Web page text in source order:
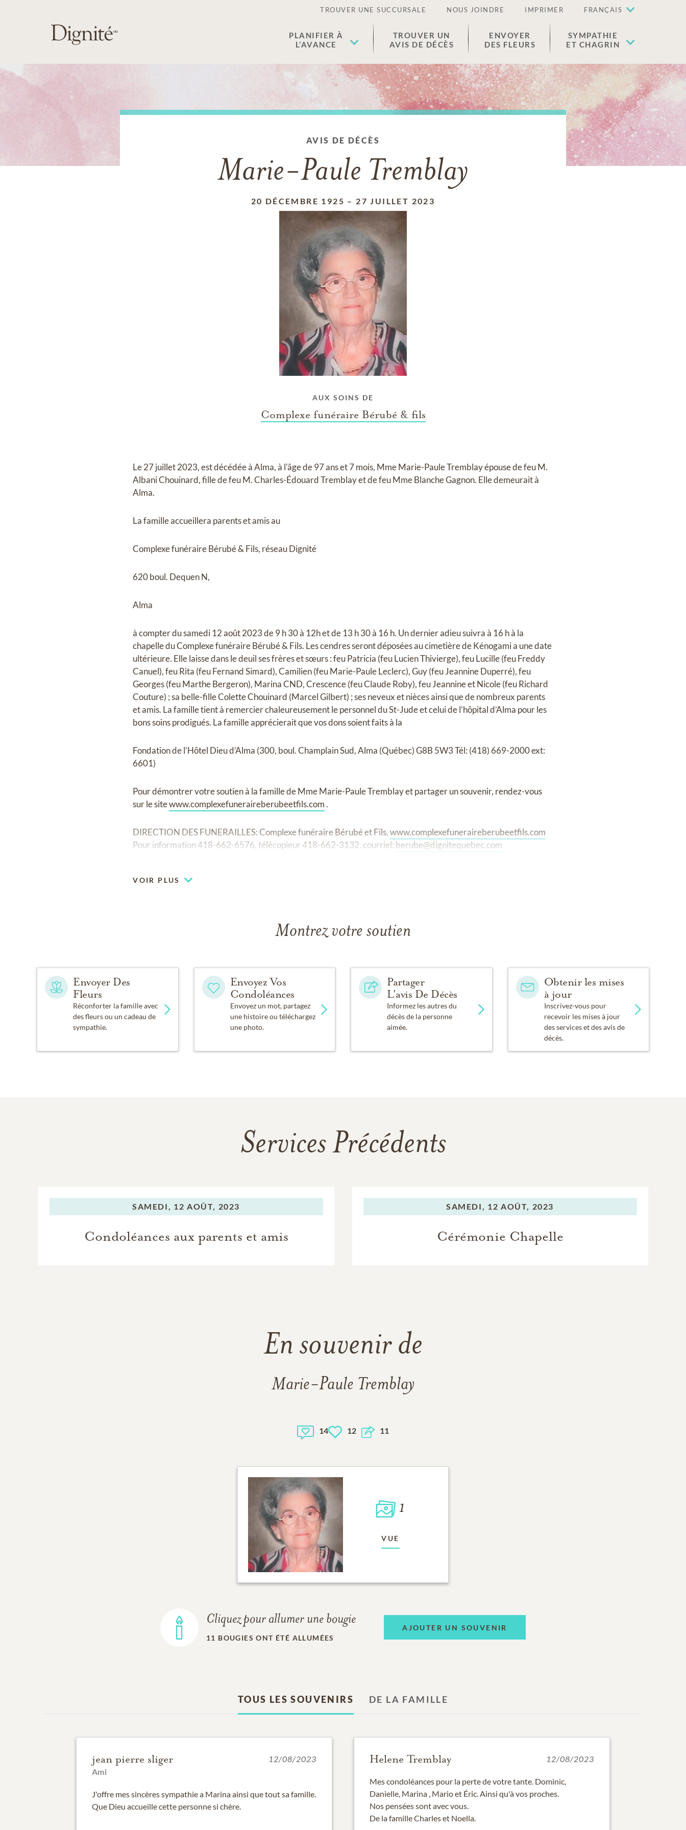
TROUVER UNE SUCCURSALE NOUS JOINDRE IMPRIMER FRANÇAIS
PLANIFIER À
L’AVANCE
TROUVER UN
AVIS DE DÉCÈS
ENVOYER
DES FLEURS
SYMPATHIE
ET CHAGRIN
AVIS DE DÉCÈS
Marie-Paule Tremblay
20 DÉCEMBRE 1925 – 27 JUILLET 2023
AUX SOINS DE
Complexe funéraire Bérubé & fils
Le 27 juillet 2023, est décédée à Alma, à l'âge de 97 ans et 7 mois, Mme Marie-Paule Tremblay épouse de feu M.
Albani Chouinard, fille de feu M. Charles-Édouard Tremblay et de feu Mme Blanche Gagnon. Elle demeurait à
Alma.
La famille accueillera parents et amis au
Complexe funéraire Bérubé & Fils, réseau Dignité
620 boul. Dequen N,
Alma
à compter du samedi 12 août 2023 de 9 h 30 à 12h et de 13 h 30 à 16 h. Un dernier adieu suivra à 16 h à la
chapelle du Complexe funéraire Bérubé & Fils. Les cendres seront déposées au cimetière de Kénogami a une date
ultérieure. Elle laisse dans le deuil ses frères et sœurs : feu Patricia (feu Lucien Thivierge), feu Lucille (feu Freddy
Canuel), feu Rita (feu Fernand Simard), Camilien (feu Marie-Paule Leclerc), Guy (feu Jeannine Duperré), feu
Georges (feu Marthe Bergeron), Marina CND, Crescence (feu Claude Roby), feu Jeannine et Nicole (feu Richard
Couture) ; sa belle-fille Colette Chouinard (Marcel Gilbert) ; ses neveux et nièces ainsi que de nombreux parents
et amis. La famille tient à remercier chaleureusement le personnel du St-Jude et celui de l’hôpital d’Alma pour les
bons soins prodigués. La famille apprécierait que vos dons soient faits à la
Fondation de l’Hôtel Dieu d’Alma (300, boul. Champlain Sud, Alma (Québec) G8B 5W3 Tél: (418) 669-2000 ext:
6601)
Pour démontrer votre soutien à la famille de Mme Marie-Paule Tremblay et partager un souvenir, rendez-vous
sur le sitewww.complexefuneraireberubeetfils.com.
DIRECTION DES FUNERAILLES: Complexe funéraire Bérubé et Fils.www.complexefuneraireberubeetfils.com
Pour information 418-662-6576, télécopieur 418-662-3132, courriel: berube@dignitequebec.com
VOIR PLUS
Montrez votre soutien
Envoyer Des
Fleurs
Réconforter la famille avec
des fleurs ou un cadeau de
sympathie.
Envoyez Vos
Condoléances
Envoyez un mot, partagez
une histoire ou téléchargez
une photo.
Partager
L'avis De Décès
Informez les autres du
décès de la personne
aimée.
Obtenir les mises
à jour
Inscrivez-vous pour
recevoir les mises à jour
des services et des avis de
décès.
Services Précédents
SAMEDI, 12 AOÛT, 2023
Condoléances aux parents et amis
SAMEDI, 12 AOÛT, 2023
Cérémonie Chapelle
En souvenir de
Marie-Paule Tremblay
14 12 11
1
VUE
Cliquez pour allumer une bougie
11 BOUGIES ONT ÉTÉ ALLUMÉES
AJOUTER UN SOUVENIR
TOUS LES SOUVENIRS DE LA FAMILLE
jean pierre sliger
Ami
12/08/2023
J'offre mes sincères sympathie a Marina ainsi que tout sa famille.
Que Dieu accueille cette personne si chère.
Helene Tremblay 12/08/2023
Mes condoléances pour la perte de votre tante. Dominic,
Danielle, Marina , Mario et Éric. Ainsi qu'à vos proches.
Nos pensées sont avec vous.
De la famille Charles et Noella.